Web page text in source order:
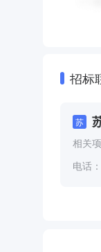
招标
苏
相关
电话：